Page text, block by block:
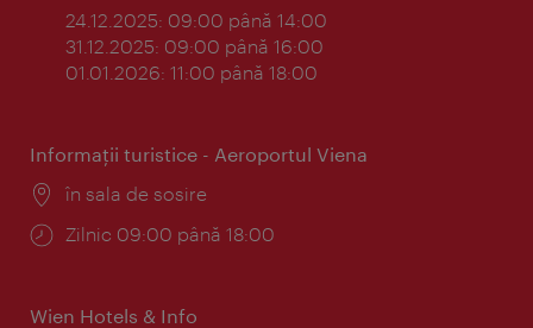
24.12.2025: 09:00 până 14:00
31.12.2025: 09:00 până 16:00
01.01.2026: 11:00 până 18:00
Informaţii turistice - Aeroportul Viena
Locul:
în sala de sosire
Program:
Zilnic 09:00 până 18:00
Wien Hotels & Info